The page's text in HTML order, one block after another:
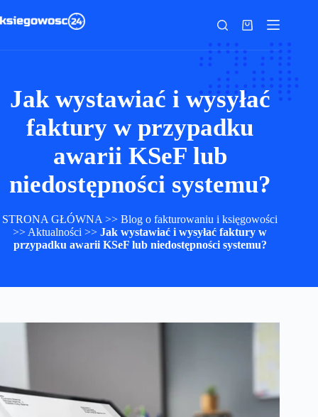
do
Koszyk
Jak wystawiać i wysyłać
faktury w przypadku
awarii KSeF lub
niedostępności systemu?
STRONA GŁÓWNA >>Blog o fakturowaniu i księgowości
>> Aktualności >>Jak wystawiać i wysyłać faktury w
przypadku awarii KSeF lub niedostępności systemu?